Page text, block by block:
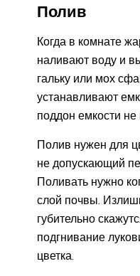
Полив
Когда в комнате
наливают воду и
гальку или мох
устанавливают
поддон емкости
Полив нужен для
не допускающий
Поливать нужно
слой почвы.
губительно
подгнивание
цветка.